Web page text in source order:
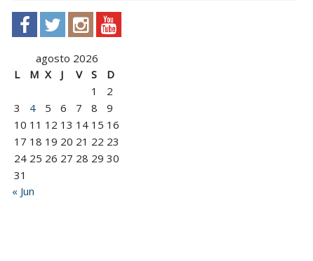
agosto 2026
L
M X J V S
D
1
2
3
4 5 6 7 8
9
10 11 12 13 14 15 16
17 18 19 20 21 22 23
24 25 26 27 28 29 30
31
« Jun